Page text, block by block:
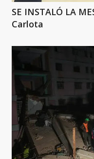
SE INSTALÓ LA
Carlota